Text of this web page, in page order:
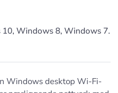
Windows 8, Windows 7.
Windows desktop Wi‑Fi-